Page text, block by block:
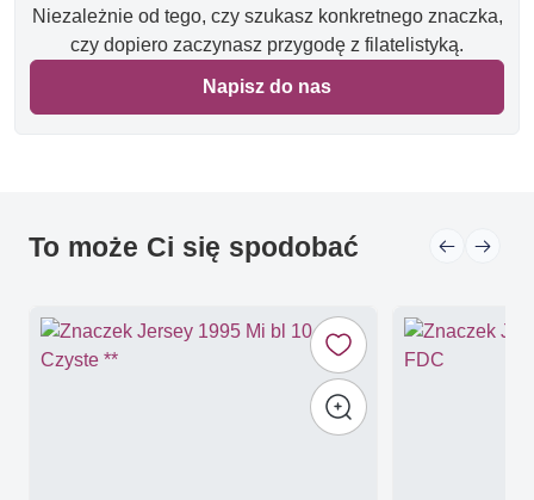
Niezależnie od tego, czy szukasz konkretnego znaczka,
czy dopiero zaczynasz przygodę z filatelistyką.
Napisz do nas
To może Ci się spodobać